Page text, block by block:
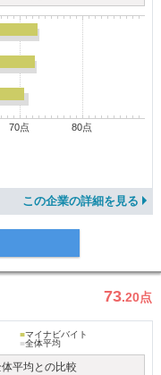
70点 80点
この企業の詳細を見る
73.20点
■マイナビバイト
■全体平均
平均との比較